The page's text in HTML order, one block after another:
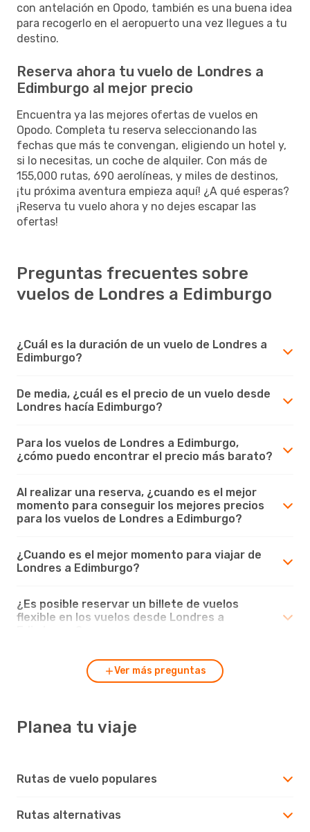
con antelación en Opodo, también es una buena idea
para recogerlo en el aeropuerto una vez llegues a tu
destino.
Reserva ahora tu vuelo de Londres a
Edimburgo al mejor precio
Encuentra ya las mejores ofertas de vuelos en
Opodo. Completa tu reserva seleccionando las
fechas que más te convengan, eligiendo un hotel y,
si lo necesitas, un coche de alquiler. Con más de
155,000 rutas, 690 aerolíneas, y miles de destinos,
¡tu próxima aventura empieza aquí! ¿A qué esperas?
¡Reserva tu vuelo ahora y no dejes escapar las
ofertas!
Preguntas frecuentes sobre
vuelos de Londres a Edimburgo
¿Cuál es la duración de un vuelo de Londres a
Edimburgo?
De media, ¿cuál es el precio de un vuelo desde
Londres hacía Edimburgo?
Para los vuelos de Londres a Edimburgo,
¿cómo puedo encontrar el precio más barato?
Al realizar una reserva, ¿cuando es el mejor
momento para conseguir los mejores precios
para los vuelos de Londres a Edimburgo?
¿Cuando es el mejor momento para viajar de
Londres a Edimburgo?
¿Es posible reservar un billete de vuelos
flexible en los vuelos desde Londres a
Ver más preguntas
Planea tu viaje
Rutas de vuelo populares
Rutas alternativas